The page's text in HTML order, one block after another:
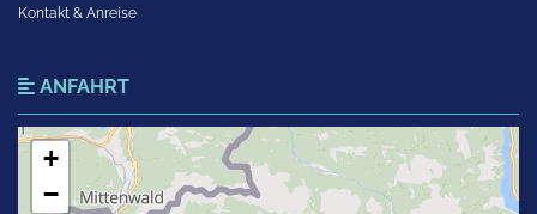
Kontakt & Anreise
 ANFAHRT
+
−